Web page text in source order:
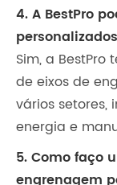
4. A BestPro
Sim, a
de eixos de
vários setores,
energia e
5. Como faço
engrenagem